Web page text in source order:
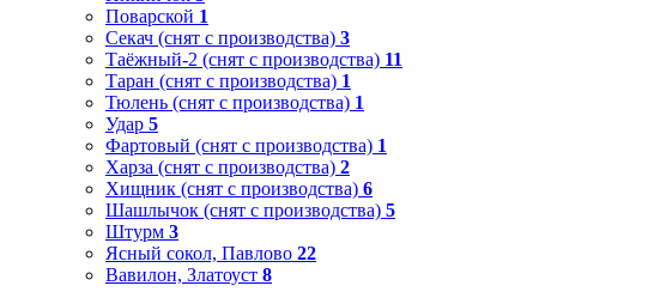
Поварской 1
Секач (снят с производства) 3
Таёжный-2 (снят с производства) 11
Таран (снят с производства) 1
Тюлень (снят с производства) 1
Удар 5
Фартовый (снят с производства) 1
Харза (снят с производства) 2
Хищник (снят с производства) 6
Шашлычок (снят с производства) 5
Штурм 3
Ясный сокол, Павлово 22
Вавилон, Златоуст 8